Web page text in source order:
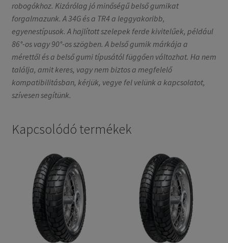
robogókhoz. Kizárólag jó minőségű belső gumikat
forgalmazunk. A 34G és a TR4 a leggyakoribb,
egyenestípusok. A hajlított szelepek ferde kivitelűek, például
86°-os vagy 90°-os szögben. A belső gumik márkája a
mérettől és a belső gumi típusától függően változhat. Ha nem
találja, amit keres, vagy nem biztos a megfelelő
kompatibilitásban, kérjük, vegye fel velünk a kapcsolatot,
szívesen segítünk.
Kapcsolódó termékek